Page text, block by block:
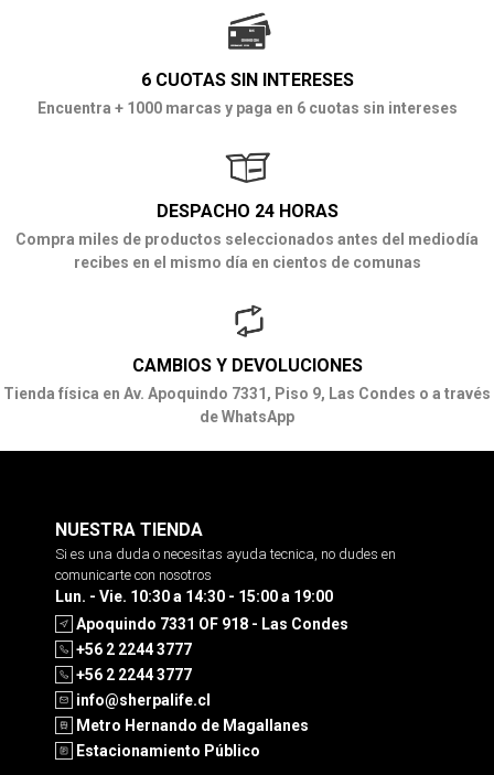
6 CUOTAS SIN INTERESES
Encuentra + 1000 marcas y paga en 6 cuotas sin intereses
DESPACHO 24 HORAS
Compra miles de productos seleccionados antes del mediodía
recibes en el mismo día en cientos de comunas
CAMBIOS Y DEVOLUCIONES
Tienda física en Av. Apoquindo 7331, Piso 9, Las Condes o a través
de WhatsApp
NUESTRA TIENDA
Si es una duda o necesitas ayuda tecnica, no dudes en
comunicarte con nosotros
Lun. - Vie. 10:30 a 14:30 - 15:00 a 19:00
Apoquindo 7331 OF 918 - Las Condes
+56 2 2244 3777
+56 2 2244 3777
info@sherpalife.cl
Metro Hernando de Magallanes
Estacionamiento Público